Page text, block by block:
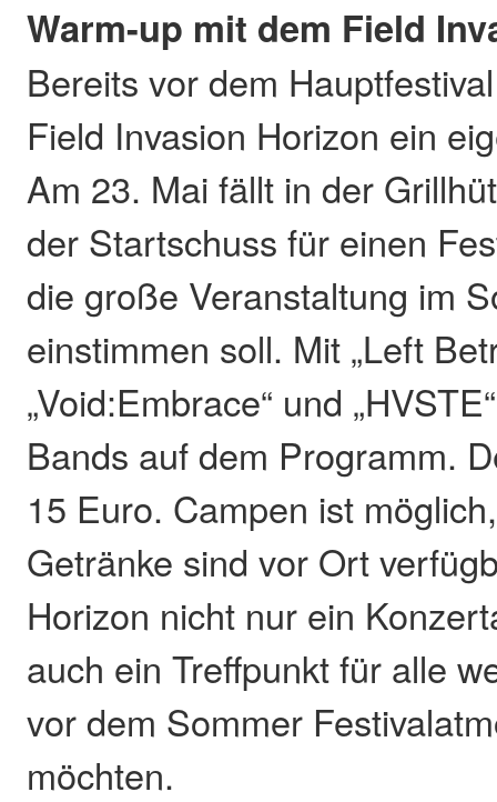
Warm-up mit dem Field
Bereits vor dem
Field Invasion Horizon ein
Am 23. Mai fällt in der
der Startschuss für einen
die große Veranstaltung im
einstimmen soll. Mit „Left
„Void:Embrace“ und
Bands auf dem Programm.
15 Euro. Campen ist
Getränke sind vor Ort
Horizon nicht nur ein
auch ein Treffpunkt für alle
vor dem Sommer
möchten.